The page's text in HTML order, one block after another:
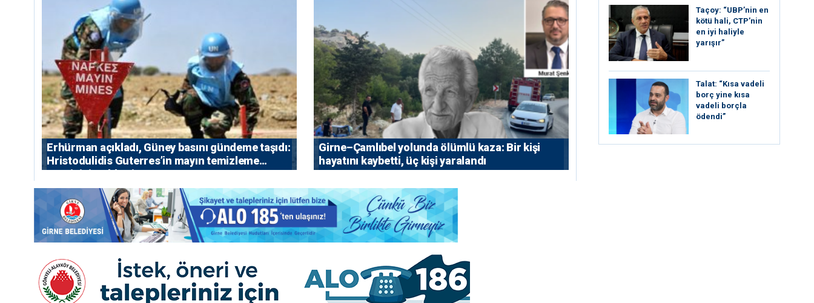
Erhürman açıkladı, Güney basını gündeme taşıdı:
Hristodulidis Guterres’in mayın temizleme
önerisini reddetti
Girne–Çamlıbel yolunda ölümlü kaza: Bir kişi
hayatını kaybetti, üç kişi yaralandı
Taçoy: “UBP’nin en
kötü hali, CTP’nin
en iyi haliyle
yarışır”
Talat: “Kısa vadeli
borç yine kısa
vadeli borçla
ödendi”